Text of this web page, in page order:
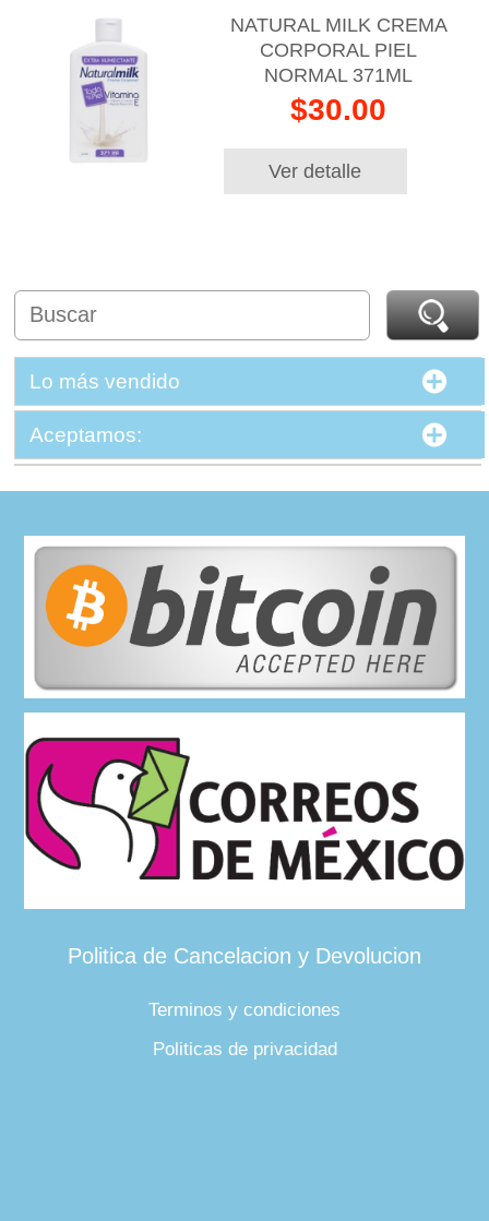
NATURAL MILK CREMA
CORPORAL PIEL
NORMAL 371ML
$30.00
Ver detalle
Lo más vendido
Aceptamos:
Politica de Cancelacion y Devolucion
Terminos y condiciones
Politicas de privacidad